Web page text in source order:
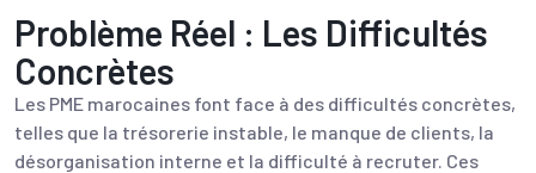
Problème Réel : Les Difficultés
Concrètes
Les PME marocaines font face à des difficultés concrètes,
telles que la trésorerie instable, le manque de clients, la
désorganisation interne et la difficulté à recruter. Ces